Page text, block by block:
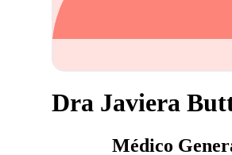
Dra Javiera
Médico